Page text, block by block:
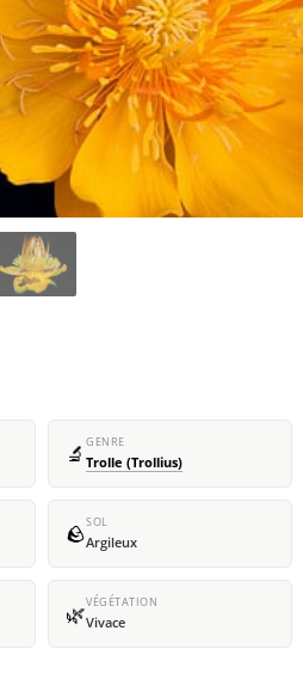
🔬 GENRE
Trolle (Trollius)
🪨SOL
Argileux
🌿VÉGÉTATION
Vivace